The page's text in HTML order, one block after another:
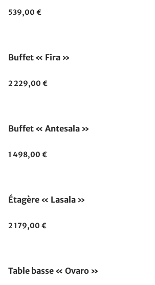
539,00 €
Buffet « Fira »
2 229,00 €
Buffet « Antesala »
1 498,00 €
Étagère « Lasala »
2 179,00 €
Table basse « Ovaro »